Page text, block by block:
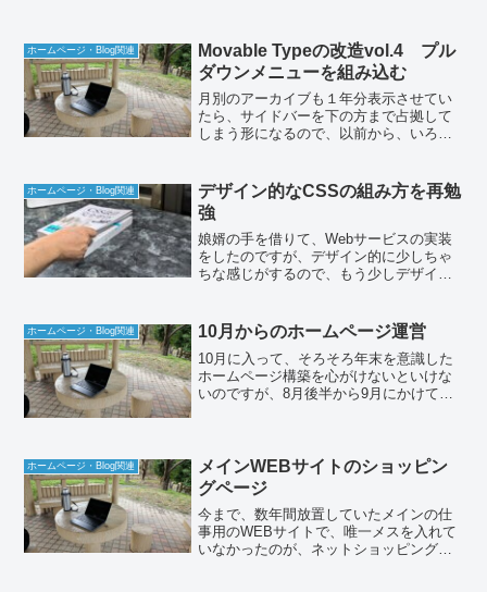
ホームページ・Blog関連
Movable Typeの改造vol.4 プル
ダウンメニューを組み込む
月別のアーカイブも１年分表示させてい
たら、サイドバーを下の方まで占拠して
しまう形になるので、以前から、いろい
でいて、毎月増える月別のアーカイブを
プルダウ...
ホームページ・Blog関連
デザイン的なCSSの組み方を再勉
強
娘婿の手を借りて、Webサービスの実装
をしたのですが、デザイン的に少しちゃ
ちな感じがするので、もう少しデザイン
たCSSの参考書を片手に奮闘中です。
ホームページ・Blog関連 10月からのホームページ運営
10月に入って、そろそろ年末を意識した
ホームページ構築を心がけないといけな
いのですが、8月後半から9月にかけて、
かなかったんで...
ホームページ・Blog関連
メインWEBサイトのショッピン
グページ
今まで、数年間放置していたメインの仕
事用のWEBサイトで、唯一メスを入れて
いなかったのが、ネットショッピングの